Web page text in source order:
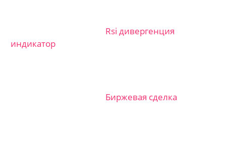
Rsi дивергенция
индикатор
Биржевая сделка